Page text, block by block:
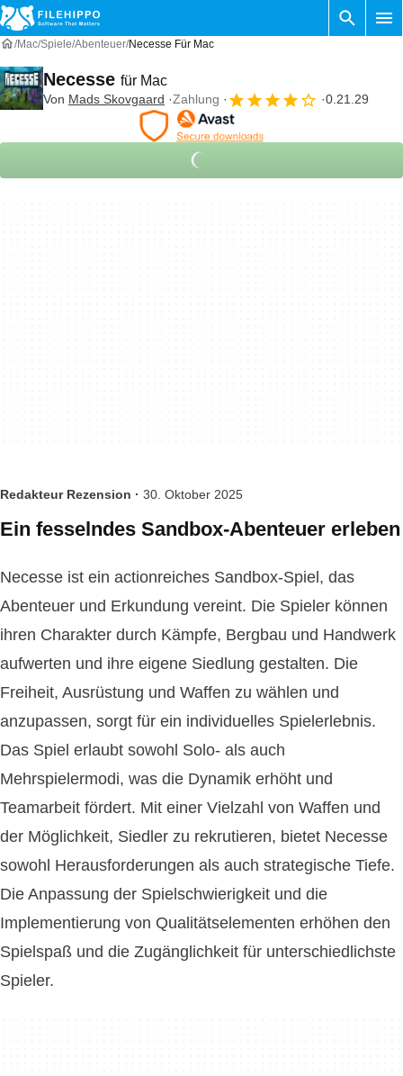
Mac Spiele Abenteuer Necesse Für Mac
Necesse für Mac
Von Mads Skovgaard Zahlung 0.21.29
Redakteur Rezension · 30. Oktober 2025
Ein fesselndes Sandbox-Abenteuer erleben
Necesse ist ein actionreiches Sandbox-Spiel, das
Abenteuer und Erkundung vereint. Die Spieler können
ihren Charakter durch Kämpfe, Bergbau und Handwerk
aufwerten und ihre eigene Siedlung gestalten. Die
Freiheit, Ausrüstung und Waffen zu wählen und
anzupassen, sorgt für ein individuelles Spielerlebnis.
Das Spiel erlaubt sowohl Solo- als auch
Mehrspielermodi, was die Dynamik erhöht und
Teamarbeit fördert. Mit einer Vielzahl von Waffen und
der Möglichkeit, Siedler zu rekrutieren, bietet Necesse
sowohl Herausforderungen als auch strategische Tiefe.
Die Anpassung der Spielschwierigkeit und die
Implementierung von Qualitätselementen erhöhen den
Spielspaß und die Zugänglichkeit für unterschiedlichste
Spieler.